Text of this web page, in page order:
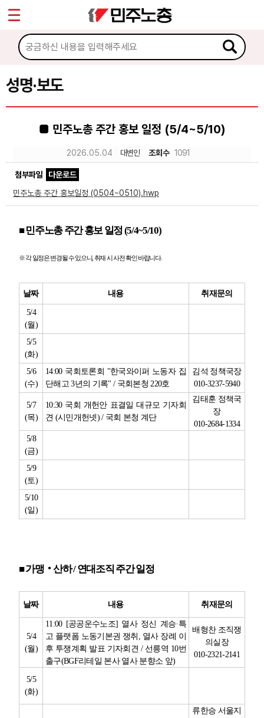
성명·보도
■ 민주노총 주간 홍보 일정 (5/4~5/10)
2026.05.04 대변인 조회수 1091
첨부파일
다운로드
민주노총 주간 홍보일정 (0504~0510).hwp
■ 민주노총 주간 홍보 일정(5/4~5/10)
※ 각 일정은 변경될 수 있으니 취재 시 사전 확인 바랍니다.
날짜 내용 취재문의
5/4
(월)
5/5
(화)
5/6
(수)
14:00 국회토론회 "한국와이퍼 노동자 집
단해고3년의 기록" / 국회본청220호
김석 정책국장
010-3237-5940
5/7
(목)
10:30 국회 개헌안 표결일 대규모 기자회
견 (시민개헌넷) / 국회 본청 계단
김태훈 정책국
장
010-2684-1334
5/8
(금)
5/9
(토)
5/10
(일)
■가맹‧산하/연대조직 주간 일정
날짜 내용 취재문의
5/4
(월)
11:00 [공공운수노조] 열사 정신 계승· 특
고 플랫폼 노동기본권 쟁취 , 열사 장례 이
후 투쟁계획 발표 기자회견 /선릉역 10번
출구(BGF리테일 본사 열사 분향소 앞)
배형찬 조직쟁
의실장
010-2321-2141
5/5
(화)
류한승 서울지
마이페이지
소개
소식
공지사항
성명·보도
노동상담
부설기관
업무
Sketchbook5, 스케치북5
Sketchbook5, 스케치북5